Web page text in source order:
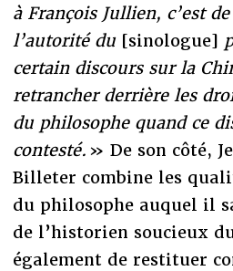
à François Jullien, c’est
l’autorité du[sinologue]
certain discours sur la
retrancher derrière les
du philosophe quand ce
contesté. » De son côté,
Billeter combine les
du philosophe auquel il
de l’historien soucieux
également de restituer